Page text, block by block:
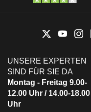
UNSERE EXPERTEN
SIND FÜR SIE DA
Montag - Freitag 9.00-
12.00 Uhr / 14.00-18.00
Uhr